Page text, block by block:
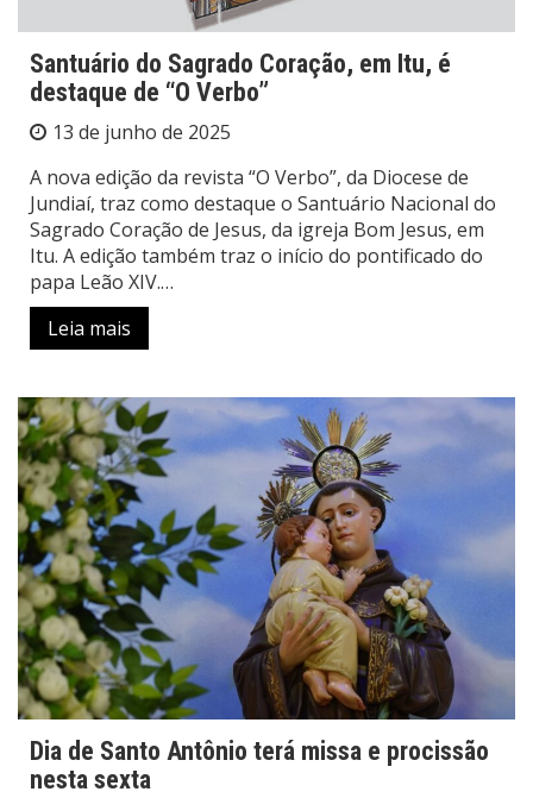
Santuário do Sagrado Coração, em Itu, é
destaque de “O Verbo”
13 de junho de 2025
A nova edição da revista “O Verbo”, da Diocese de
Jundiaí, traz como destaque o Santuário Nacional do
Sagrado Coração de Jesus, da igreja Bom Jesus, em
Itu. A edição também traz o início do pontificado do
papa Leão XIV.…
Leia mais
Dia de Santo Antônio terá missa e procissão
nesta sexta